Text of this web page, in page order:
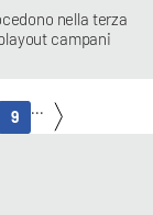
nella terza
campani
9 ...